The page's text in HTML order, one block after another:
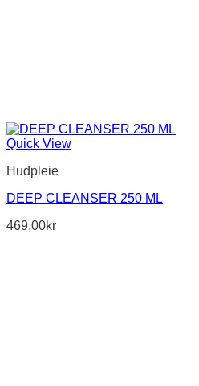
Quick View
Hudpleie
DEEP CLEANSER 250 ML
469,00kr